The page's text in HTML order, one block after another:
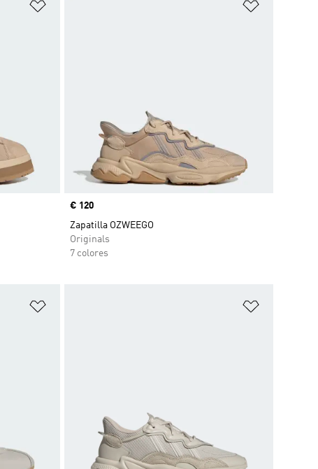
Precio
€ 120
Zapatilla OZWEEGO
Originals
7 colores